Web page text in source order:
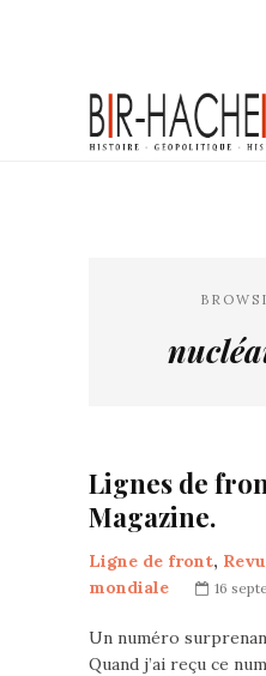
Lignes de
Magazine.
Ligne de front,
mondiale
16
Un numéro
Quand j’ai reçu ce